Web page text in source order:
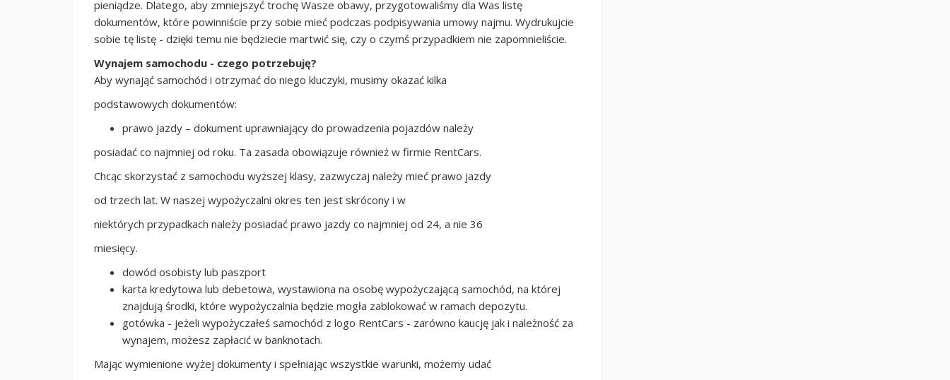
pieniądze. Dlatego, aby zmniejszyć trochę Wasze obawy, przygotowaliśmy dla Was listę
dokumentów, które powinniście przy sobie mieć podczas podpisywania umowy najmu. Wydrukujcie
sobie tę listę - dzięki temu nie będziecie martwić się, czy o czymś przypadkiem nie zapomnieliście.
Wynajem samochodu - czego potrzebuję?
Aby wynająć samochód i otrzymać do niego kluczyki, musimy okazać kilka
podstawowych dokumentów:
prawo jazdy – dokument uprawniający do prowadzenia pojazdów należy
posiadać co najmniej od roku. Ta zasada obowiązuje również w firmie RentCars.
Chcąc skorzystać z samochodu wyższej klasy, zazwyczaj należy mieć prawo jazdy
od trzech lat. W naszej wypożyczalni okres ten jest skrócony i w
niektórych przypadkach należy posiadać prawo jazdy co najmniej od 24, a nie 36
miesięcy.
dowód osobisty lub paszport
karta kredytowa lub debetowa, wystawiona na osobę wypożyczającą samochód, na której
znajdują środki, które wypożyczalnia będzie mogła zablokować w ramach depozytu.
gotówka - jeżeli wypożyczałeś samochód z logo RentCars - zarówno kaucję jak i należność za
wynajem, możesz zapłacić w banknotach.
Mając wymienione wyżej dokumenty i spełniając wszystkie warunki, możemy udać